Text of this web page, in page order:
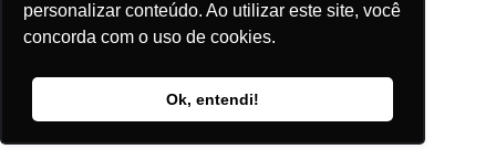
personalizar conteúdo. Ao utilizar este site, você
concorda com o uso de cookies.
Ok, entendi!